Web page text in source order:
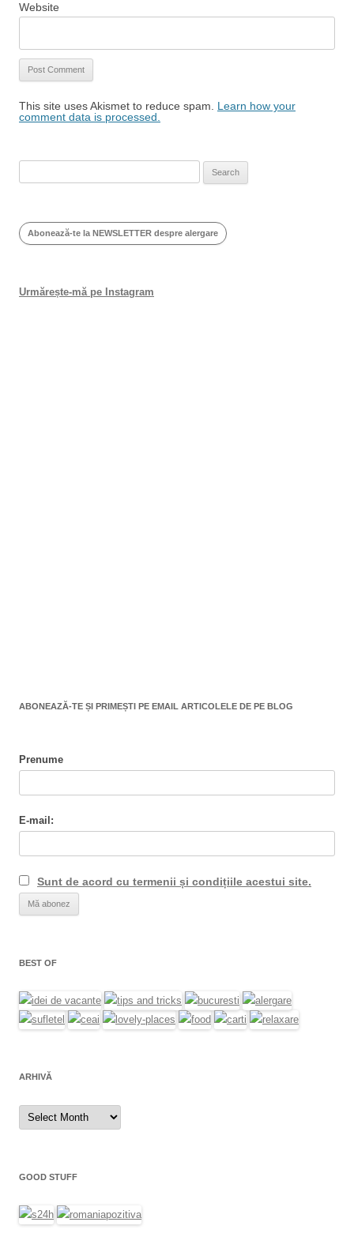
Website
This site uses Akismet to reduce spam. Learn how your
comment data is processed.
Abonează-te la NEWSLETTER despre alergare
Urmărește-mă pe Instagram
ABONEAZĂ-TE ȘI PRIMEȘTI PE EMAIL ARTICOLELE DE PE BLOG
Prenume
E-mail:
Sunt de acord cu termenii și condițiile acestui site.
BEST OF
ARHIVĂ
Arhivă
GOOD STUFF